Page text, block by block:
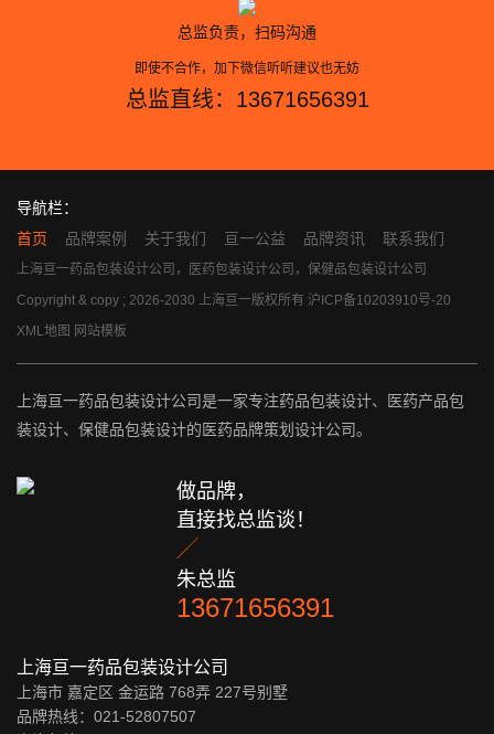
总监负责，扫码沟通
即使不合作，加下微信听听建议也无妨
总监直线：13671656391
导航栏：
首页
品牌案例 关于我们 亘一公益 品牌资讯 联系我们
上海亘一药品包装设计公司，医药包装设计公司，保健品包装设计公司
Copyright & copy ; 2026-2030 上海亘一版权所有 沪ICP备10203910号-20
XML地图 网站模板
上海亘一药品包装设计公司是一家专注药品包装设计、医药产品包
装设计、保健品包装设计的医药品牌策划设计公司。
做品牌，
直接找总监谈！

朱总监
13671656391
上海亘一药品包装设计公司
上海市 嘉定区 金运路 768弄 227号别墅
品牌热线：021-52807507